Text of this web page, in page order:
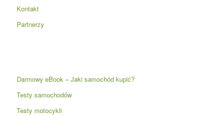
Kontakt
Partnerzy
Darmowy eBook – Jaki samochód kupić?
Testy samochodów
Testy motocykli